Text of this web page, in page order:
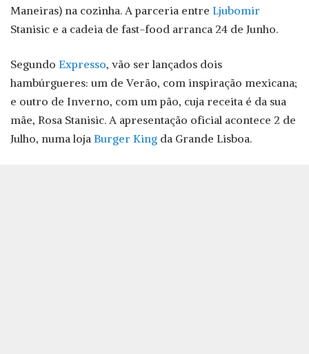
Maneiras) na cozinha. A parceria entre Ljubomir
Stanisic e a cadeia de fast-food arranca 24 de Junho.
Segundo Expresso, vão ser lançados dois
hambúrgueres: um de Verão, com inspiração mexicana;
e outro de Inverno, com um pão, cuja receita é da sua
mãe, Rosa Stanisic. A apresentação oficial acontece 2 de
Julho, numa loja Burger King da Grande Lisboa.